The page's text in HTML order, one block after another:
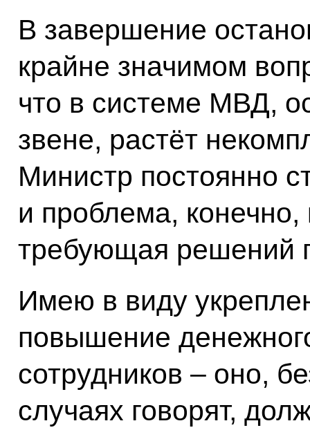
В завершение
крайне значимом
что в системе МВД,
звене, растёт
Министр постоянно
и проблема,
требующая решений
Имею в виду
повышение
сотрудников – оно,
случаях говорят,